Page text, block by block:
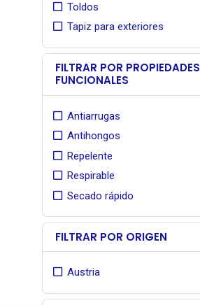
Toldos
Tapiz para exteriores
FILTRAR POR PROPIEDADES
FUNCIONALES
Antiarrugas
Antihongos
Repelente
Respirable
Secado rápido
FILTRAR POR ORIGEN
Austria